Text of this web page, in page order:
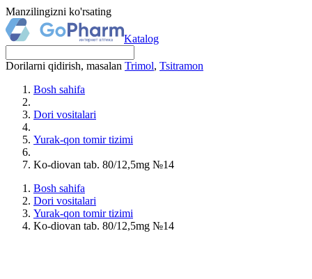
Manzilingizni ko'rsating
Katalog
Dorilarni qidirish, masalan Trimol, Tsitramon
Bosh sahifa
Dori vositalari
Yurak-qon tomir tizimi
Ko-diovan tab. 80/12,5mg №14
Bosh sahifa
Dori vositalari
Yurak-qon tomir tizimi
Ko-diovan tab. 80/12,5mg №14